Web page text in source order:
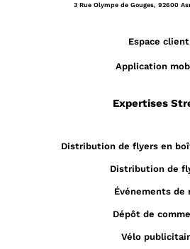
3 Rue Olympe de Gouges, 92600
Espace client
Application
Expertises
Distribution de flyers en
Distribution de
Événements de
Dépôt de
Vélo